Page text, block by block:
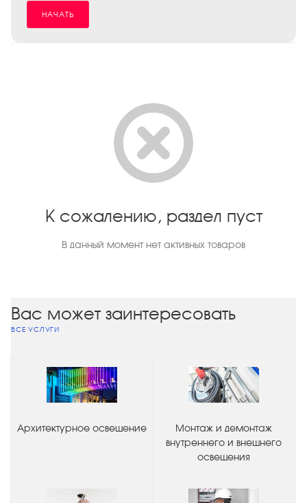
НАЧАТЬ
К сожалению, раздел пуст
В данный момент нет активных товаров
Вас может заинтересовать
ВСЕ УСЛУГИ
Архитектурное освещение
Монтаж и демонтаж
внутреннего и внешнего
освещения